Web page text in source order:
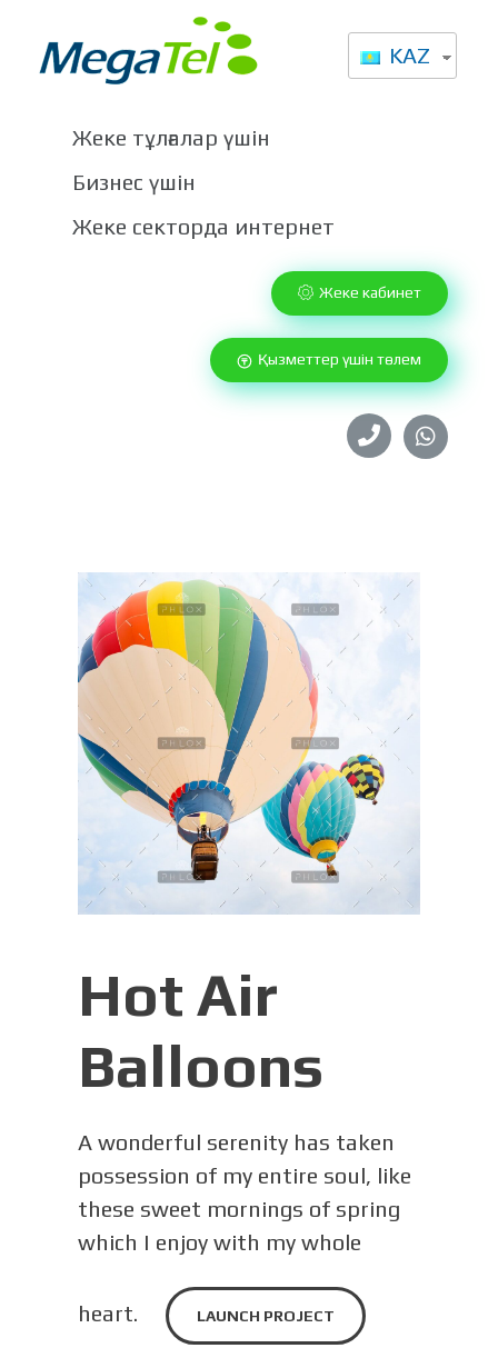
KAZ
Жеке тұлғалар үшін
Бизнес үшін
Жеке секторда интернет
Жеке кабинет
Қызметтер үшін төлем
Hot Air
Balloons
A wonderful serenity has taken
possession of my entire soul, like
these sweet mornings of spring
which I enjoy with my whole
heart. LAUNCH PROJECT